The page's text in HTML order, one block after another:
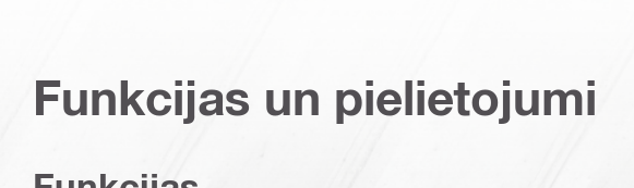
Funkcijas un pielietojumi